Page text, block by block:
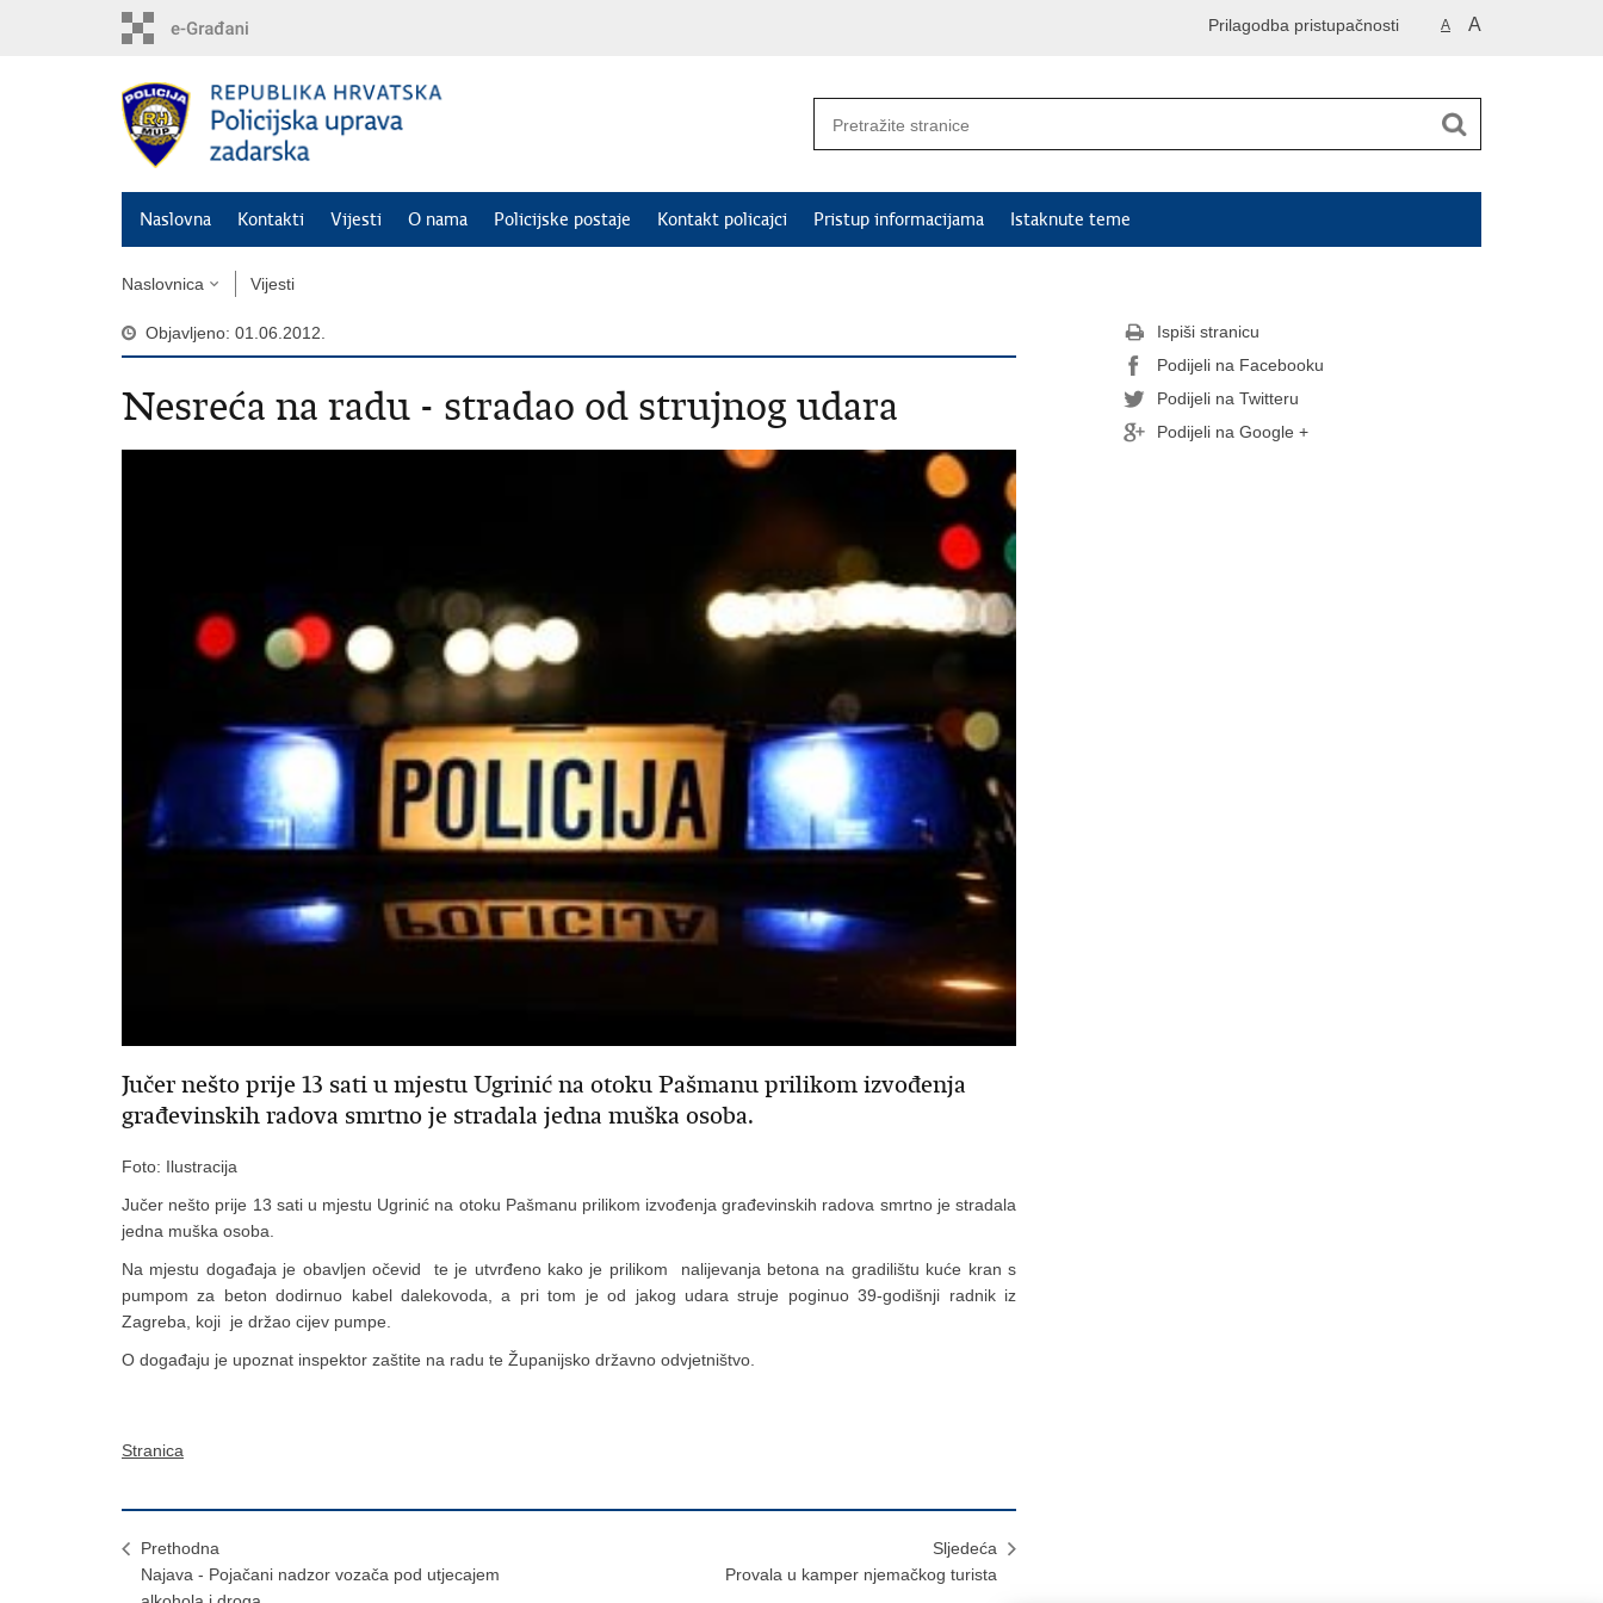
A A
Prilagodba pristupačnosti
Naslovna Kontakti Vijesti O nama Policijske postaje Kontakt policajci Pristup informacijama Istaknute teme
Naslovnica Vijesti
Objavljeno: 01.06.2012.
Nesreća na radu - stradao od strujnog udara
Jučer nešto prije 13 sati u mjestu Ugrinić na otoku Pašmanu prilikom izvođenja
građevinskih radova smrtno je stradala jedna muška osoba.
Foto: Ilustracija
Jučer nešto prije 13 sati u mjestu Ugrinić na otoku Pašmanu prilikom izvođenja građevinskih radova smrtno je stradala
jedna muška osoba.
Na mjestu događaja je obavljen očevid te je utvrđeno kako je prilikom nalijevanja betona na gradilištu kuće kran s
pumpom za beton dodirnuo kabel dalekovoda, a pri tom je od jakog udara struje poginuo 39-godišnji radnik iz
Zagreba, koji je držao cijev pumpe.
O događaju je upoznat inspektor zaštite na radu te Županijsko državno odvjetništvo.
Stranica
Prethodna
Najava - Pojačani nadzor vozača pod utjecajem
Sljedeća
Provala u kamper njemačkog turista
Ispiši stranicu
Podijeli na Facebooku
Podijeli na Twitteru
Podijeli na Google +